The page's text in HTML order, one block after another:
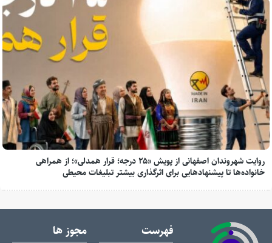
روایت شهروندان اصفهانی از پویش «۲۵ درجه؛ قرار همدلی»؛ از همراهی
خانواده‌ها تا پیشنهادهایی برای اثرگذاری بیشتر تبلیغات محیطی
فهرست مجوز ها